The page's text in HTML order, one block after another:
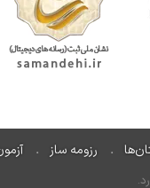
رزومه ساز